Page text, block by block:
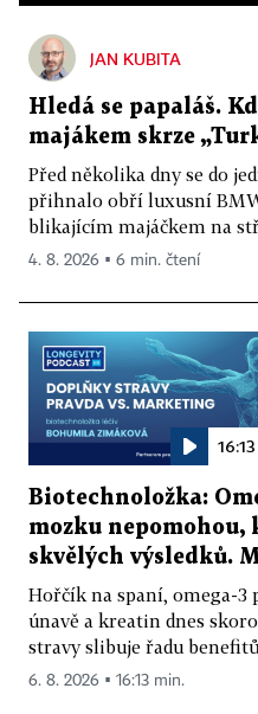
JAN KUBITA
Hledá se papaláš.
majákem skrze
Před několika dny se do
přihnalo obří luxusní
blikajícím majáčkem na
4. 8. 2026 ▪ 6 min. čtení
16:13
Biotechnoložka:
mozku nepomohou,
skvělých výsledků.
Hořčík na spaní, omega-3
únavě a kreatin dnes
stravy slibuje řadu
6. 8. 2026 ▪ 16:13 min.